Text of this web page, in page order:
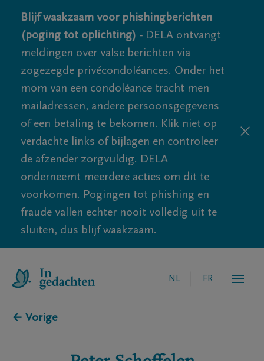
Blijf waakzaam voor phishingberichten
(poging tot oplichting) - DELA ontvangt
meldingen over valse berichten via
zogezegde privécondoléances. Onder het
mom van een condoléance tracht men
mailadressen, andere persoonsgegevens
of een betaling te bekomen. Klik niet op
verdachte links of bijlagen en controleer
de afzender zorgvuldig. DELA
onderneemt meerdere acties om dit te
voorkomen. Pogingen tot phishing en
fraude vallen echter nooit volledig uit te
sluiten, dus blijf waakzaam.
NL FR
← Vorige